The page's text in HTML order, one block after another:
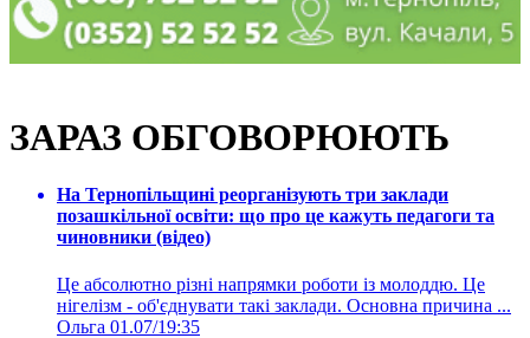
ЗАРАЗ ОБГОВОРЮЮТЬ
На Тернопільщині реорганізують три заклади
позашкільної освіти: що про це кажуть педагоги та
чиновники (відео)
Це абсолютно різні напрямки роботи із молоддю. Це
нігелізм - об'єднувати такі заклади. Основна причина ...
Ольга 01.07/19:35